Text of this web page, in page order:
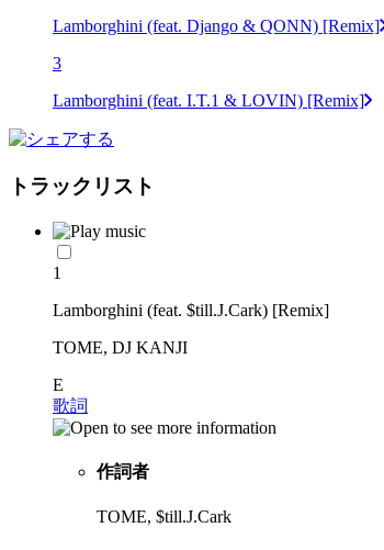
Lamborghini (feat. Django & QONN) [Remix]
3
Lamborghini (feat. I.T.1 & LOVIN) [Remix]
トラックリスト
1
Lamborghini (feat. $till.J.Cark) [Remix]
TOME, DJ KANJI
E
歌詞
作詞者
TOME, $till.J.Cark